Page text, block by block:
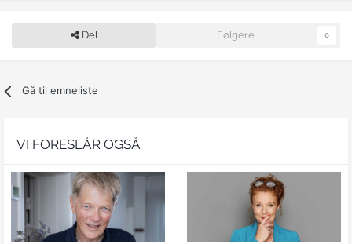
Del Følgere 0
Gå til emneliste
VI FORESLÅR OGSÅ